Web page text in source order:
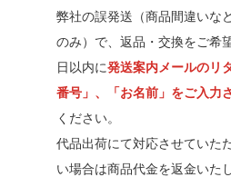
弊社の誤発送（商品間違いな
のみ）で、返品・交換をご希
日以内に発送案内メールのリ
番号」、「お名前」をご入力
ください。
代品出荷にて対応させていた
い場合は商品代金を返金いた